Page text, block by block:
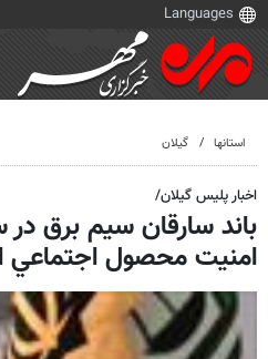
استانها گیلان
اخبار پلیس گیلان/
باند سارقان سيم برق
امنيت محصول